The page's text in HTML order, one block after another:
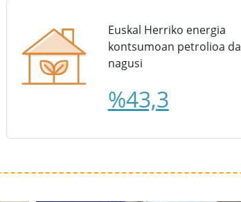
Euskal Herriko energia
kontsumoan petrolioa da
nagusi
%43,3